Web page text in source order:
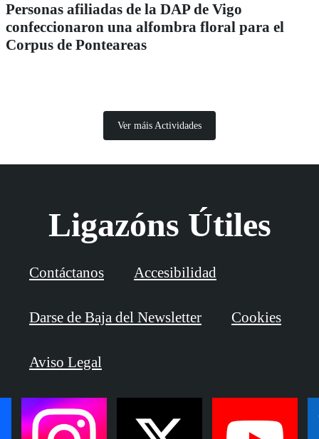
Personas afiliadas de la DAP de Vigo
confeccionaron una alfombra floral para el
Corpus de Ponteareas
Ver máis Actividades
Ligazóns Útiles
Contáctanos Accesibilidad
Darse de Baja del Newsletter Cookies
Aviso Legal